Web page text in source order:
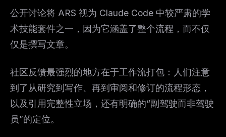
公开讨论将 ARS 视为 Claude Code 中较严肃的学
术技能套件之一，因为它涵盖了整个流程，而不仅
仅是撰写文章。
社区反馈最强烈的地方在于工作流打包：人们注意
到了从研究到写作、再到审阅和修订的流程形态，
以及引用完整性立场，还有明确的“副驾驶而非驾驶
员”的定位。